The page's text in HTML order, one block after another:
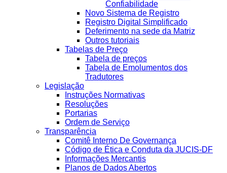
Confiabilidade
Novo Sistema de Registro
Registro Digital Simplificado
Deferimento na sede da Matriz
Outros tutoriais
Tabelas de Preço
Tabela de preços
Tabela de Emolumentos dos
Tradutores
Legislação
Instruções Normativas
Resoluções
Portarias
Ordem de Serviço
Transparência
Comitê Interno De Governança
Código de Ética e Conduta da JUCIS-DF
Informações Mercantis
Planos de Dados Abertos